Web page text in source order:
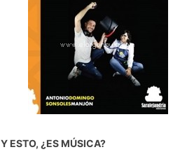
Y ESTO, ¿ES MÚSICA?